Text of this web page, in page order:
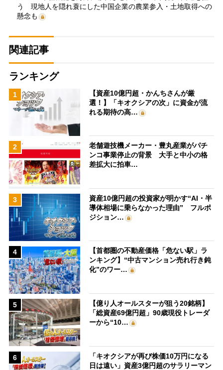
う 現地人を隠れ蓑にした中国企業の農業参入・土地取得への
懸念も
関連記事
ランキング
1
【資産10億円超・かんちさんが厳
選！】「キオクシアの次」に資金が流
れる期待の高…
2
老舗遊技機メーカー・豊丸産業がパチ
ンコ事業停止の背景 大手と中小の格
差拡大に拍車…
3
資産10億円超の投資家が明かす“AI・半
導体相場に乗らなかった理由” フルポ
ジション…
4
【首都圏の不動産価格「危ない駅」ラ
ンキング】“中古マンション売れ行き鈍
化”のワー…
5
【億り人オールスターが狙う20銘柄】
「総資産69億円超」90歳現役トレーダ
ーから“10…
6
「キオクシアが再び株価10万円になる
日は遠い」資産3億円超のサラリーマン